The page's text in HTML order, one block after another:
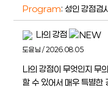
Program: 성인 강점검
나의 강점
도윤님 / 2026.08.05
나의 강점이 무엇인지 무
할 수 있어서 매우 특별한